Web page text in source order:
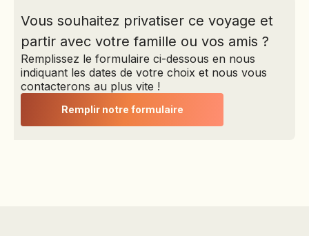
Champtoceaux, 2300
La Colinière, 49270
Orée d’Anjou – Tél : 01
53 45 85 85
Site web :
www.explo.com -
Email :
explorator@explo.com
Vous souhaitez privatiser ce voyage et
partir avec votre famille ou vos amis ?
Remplissez le formulaire ci-dessous en nous
indiquant les dates de votre choix et nous vous
contacterons au plus vite !
Remplir notre formulaire